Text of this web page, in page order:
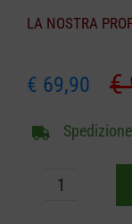
LA NOSTRA
€
€ 69,90
Scheda